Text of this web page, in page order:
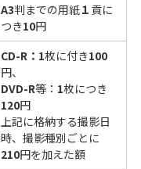
A3判までの用紙１ 貢に
つき10円
CD-R：1枚に付き100
円、
DVD-R等： 1枚につき
120円
上記に格納する撮影日
時、撮影種別ごとに
210円を加えた額